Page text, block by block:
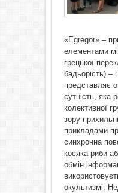
«Egregor» –
елементами
грецької
бадьорість) –
представляє
сутність, яка
колективної
зору
прикладами
синхронна
косяка риби
обмін
окультизмі.